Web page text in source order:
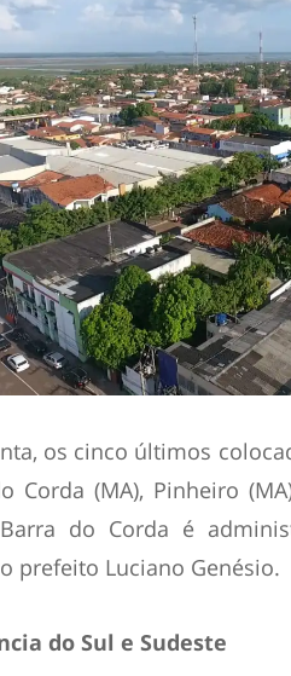
os cinco últimos
Corda (MA), Pinheiro
do Corda é
prefeito Luciano Genésio.
do Sul e Sudeste